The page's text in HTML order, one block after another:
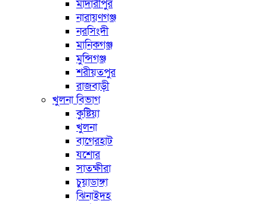
মাদারীপুর
নারায়ণগঞ্জ
নরসিংদী
মানিকগঞ্জ
মুন্সিগঞ্জ
শরীয়তপুর
রাজবাড়ী
খুলনা বিভাগ
কুষ্টিয়া
খুলনা
বাগেরহাট
যশোর
সাতক্ষীরা
চুয়াডাঙ্গা
ঝিনাইদহ